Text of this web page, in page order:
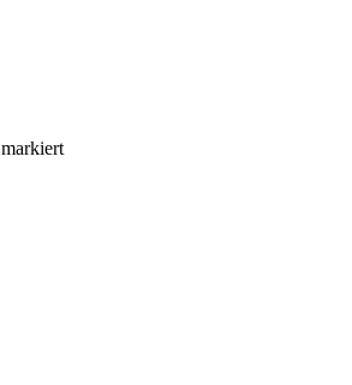
markiert